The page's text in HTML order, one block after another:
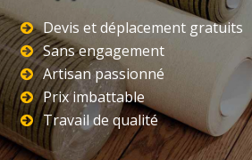
Devis et déplacement gratuits
Sans engagement
Artisan passionné
Prix imbattable
Travail de qualité